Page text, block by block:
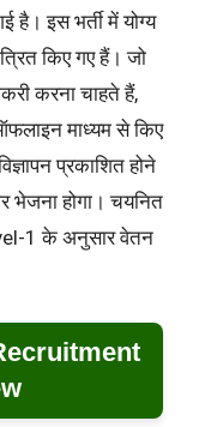
इस भर्ती में योग्य
किए गए हैं। जो
करना चाहते हैं,
माध्यम से किए
प्रकाशित होने
भेजना होगा। चयनित
1 के अनुसार वेतन